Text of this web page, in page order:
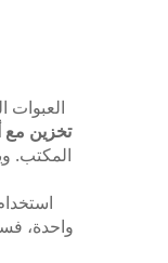
العبوات
تخزين مع
المكتب.
واحدة،